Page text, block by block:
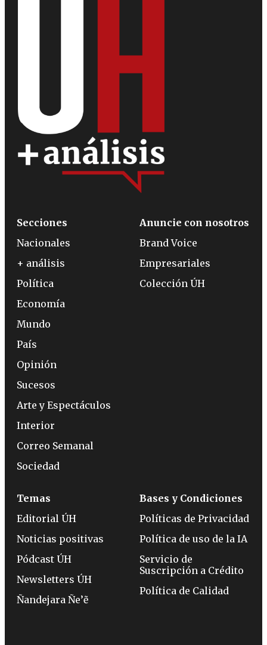
Secciones
Nacionales
+ análisis
Política
Economía
Mundo
País
Opinión
Sucesos
Arte y Espectáculos
Interior
Correo Semanal
Sociedad
Anuncie con nosotros
Brand Voice
Empresariales
Colección ÚH
Temas
Editorial ÚH
Noticias positivas
Pódcast ÚH
Newsletters ÚH
Ñandejara Ñe’ẽ
Bases y Condiciones
Políticas de Privacidad
Política de uso de la IA
Servicio de
Suscripción a Crédito
Política de Calidad